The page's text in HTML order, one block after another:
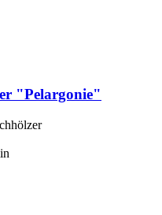
"Pelargonie"